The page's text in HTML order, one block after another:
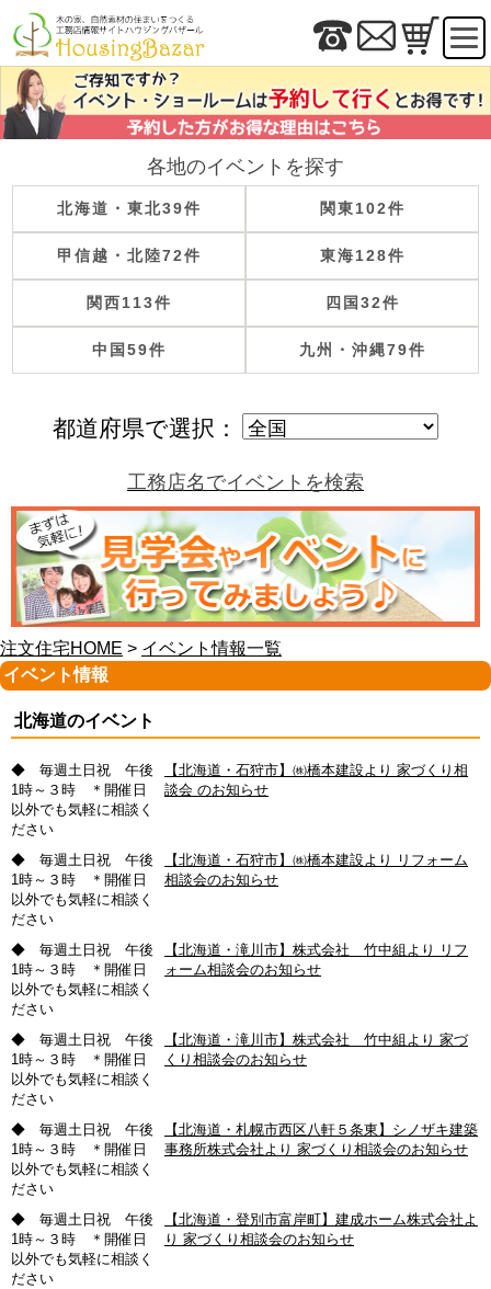
各地のイベントを探す
北海道・東北39件 関東102件
甲信越・北陸72件 東海128件
関西113件 四国 32件
中国 59件 九州・沖縄79件
都道府県で選択：
工務店名でイベントを検索
注文住宅HOME > イベント情報一覧
イベント情報
北海道のイベント
◆ 毎週土日祝 午後
1時～３時 ＊開催日
以外でも気軽に相談く
ださい
【北海道・石狩市】㈱橋本建設より 家づくり相
談会 のお知らせ
◆ 毎週土日祝 午後
1時～３時 ＊開催日
以外でも気軽に相談く
ださい
【北海道・石狩市】㈱橋本建設より リフォーム
相談会のお知らせ
◆ 毎週土日祝 午後
1時～３時 ＊開催日
以外でも気軽に相談く
ださい
【北海道・滝川市】株式会社 竹中組より リフ
ォーム相談会のお知らせ
◆ 毎週土日祝 午後
1時～３時 ＊開催日
以外でも気軽に相談く
ださい
【北海道・滝川市】株式会社 竹中組より 家づ
くり相談会のお知らせ
◆ 毎週土日祝 午後
1時～３時 ＊開催日
以外でも気軽に相談く
ださい
【北海道・札幌市西区八軒５条東】シノザキ建築
事務所株式会社より 家づくり相談会のお知らせ
◆ 毎週土日祝 午後
1時～３時 ＊開催日
以外でも気軽に相談く
ださい
【北海道・登別市富岸町】建成ホーム株式会社よ
り 家づくり相談会のお知らせ